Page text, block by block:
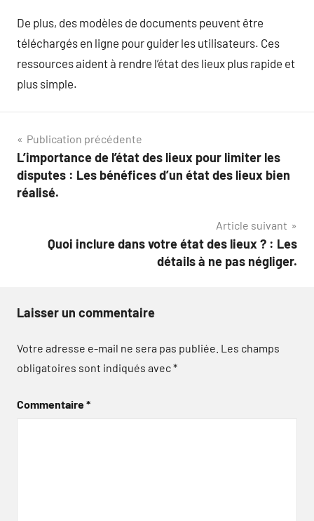
De plus, des modèles de documents peuvent être
téléchargés en ligne pour guider les utilisateurs. Ces
ressources aident à rendre l’état des lieux plus rapide et
plus simple.
Navigation
de
l’article
Publication précédente
L’importance de l’état des lieux pour limiter les
disputes : Les bénéfices d’un état des lieux bien
réalisé.
Article suivant
Quoi inclure dans votre état des lieux ? : Les
détails à ne pas négliger.
Laisser un commentaire
Votre adresse e-mail ne sera pas publiée. Les champs
obligatoires sont indiqués avec*
Commentaire*